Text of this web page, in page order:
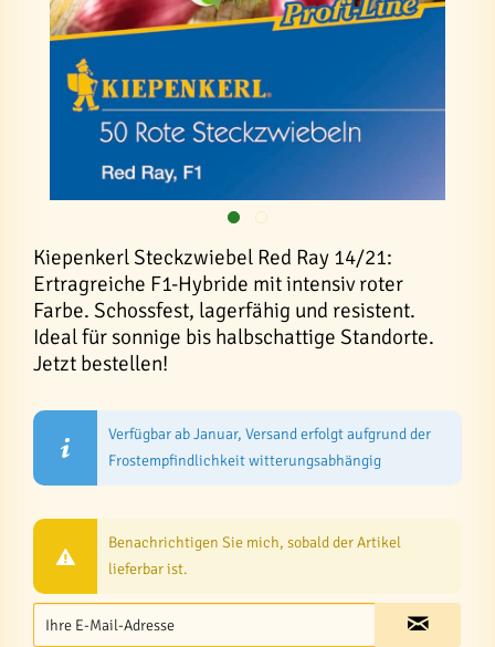
Kiepenkerl Steckzwiebel Red Ray 14/21:
Ertragreiche F1-Hybride mit intensiv roter
Farbe. Schossfest, lagerfähig und resistent.
Ideal für sonnige bis halbschattige Standorte.
Jetzt bestellen!
Verfügbar ab Januar, Versand erfolgt aufgrund der
Frostempfindlichkeit witterungsabhängig
Benachrichtigen Sie mich, sobald der Artikel
lieferbar ist.